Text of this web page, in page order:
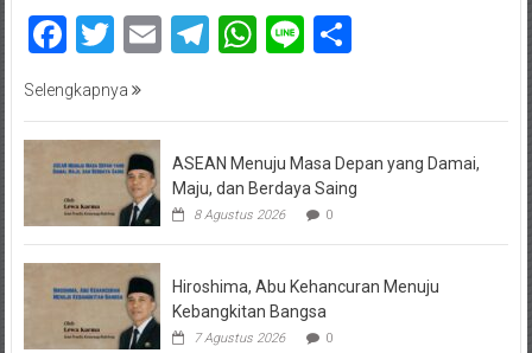
Facebook
Twitter
EmailTelegram
WhatsApp
LineShare
Selengkapnya
ASEAN Menuju Masa Depan yang Damai,
Maju, dan Berdaya Saing
8 Agustus 2026 0
Hiroshima, Abu Kehancuran Menuju
Kebangkitan Bangsa
7 Agustus 2026 0